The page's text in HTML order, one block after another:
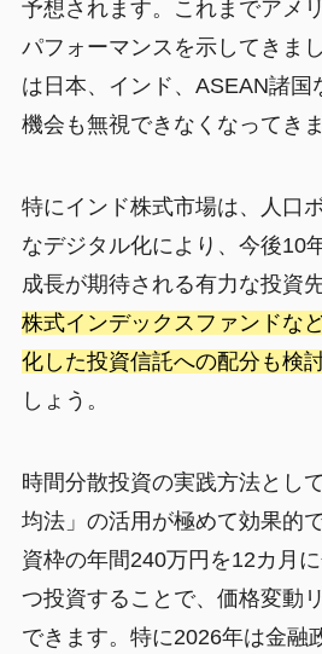
予想されます。これまでアメ
パフォーマンスを示してきま
は日本、インド、ASEAN諸国
機会も無視できなくなってきま
特にインド株式市場は、人口
なデジタル化により、今後10
成長が期待される有力な投資先
株式インデックスファンドな
化した投資信託への配分も検
しょう。
時間分散投資の実践方法とし
均法」の活用が極めて効果的
資枠の年間240万円を12カ月
つ投資することで、価格変動
できます。特に2026年は金融